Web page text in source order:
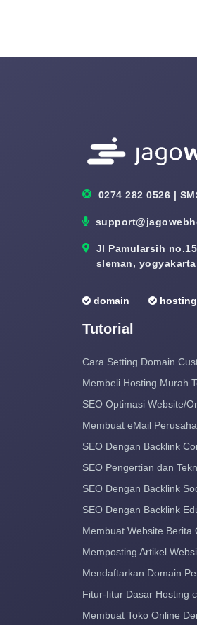
0274 282 0526 |
Jl Pamularsih
sleman, yogyakarta
domain hosting
Tutorial
Cara Setting Domain
Membeli Hosting Murah
SEO Optimasi Website/
Membuat eMail
SEO Dengan Backlink
SEO Pengertian dan
SEO Dengan Backlink
SEO Dengan Backlink
Membuat Website Berita
Memposting Artikel
Mendaftarkan Domain
Fitur-fitur Dasar Hosting
Membuat Toko Online